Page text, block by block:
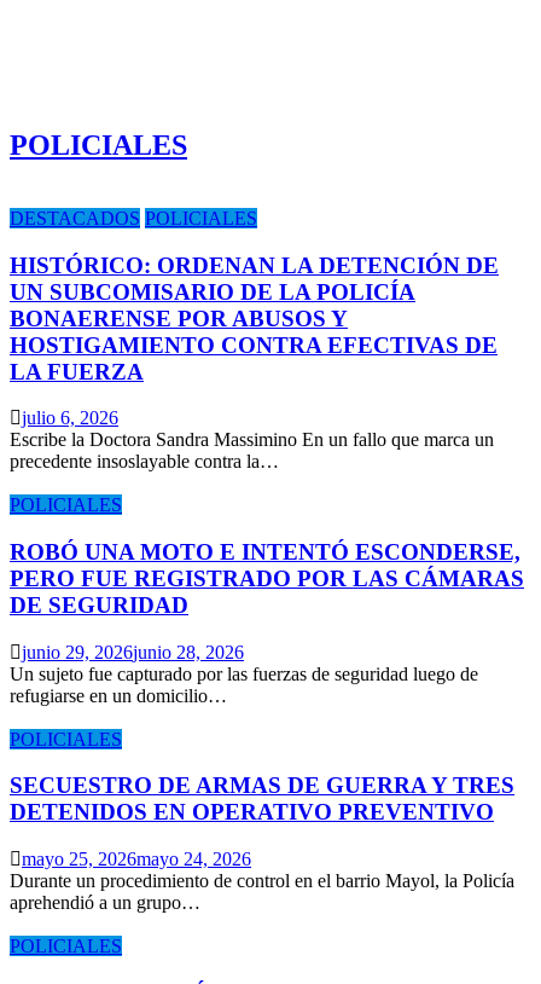
POLICIALES
DESTACADOS POLICIALES
HISTÓRICO: ORDENAN LA DETENCIÓN DE
UN SUBCOMISARIO DE LA POLICÍA
BONAERENSE POR ABUSOS Y
HOSTIGAMIENTO CONTRA EFECTIVAS DE
LA FUERZA
julio 6, 2026
Escribe la Doctora Sandra Massimino En un fallo que marca un
precedente insoslayable contra la…
POLICIALES
ROBÓ UNA MOTO E INTENTÓ ESCONDERSE,
PERO FUE REGISTRADO POR LAS CÁMARAS
DE SEGURIDAD
junio 29, 2026junio 28, 2026
Un sujeto fue capturado por las fuerzas de seguridad luego de
refugiarse en un domicilio…
POLICIALES
SECUESTRO DE ARMAS DE GUERRA Y TRES
DETENIDOS EN OPERATIVO PREVENTIVO
mayo 25, 2026mayo 24, 2026
Durante un procedimiento de control en el barrio Mayol, la Policía
aprehendió a un grupo…
POLICIALES